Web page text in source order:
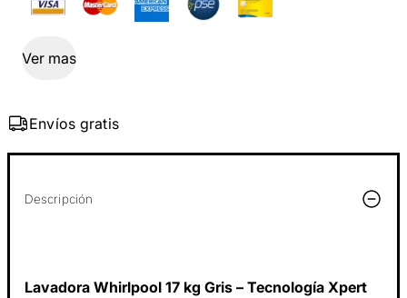
Ver mas
Envíos gratis
Descripción
Lavadora Whirlpool 17 kg Gris – Tecnología Xpert